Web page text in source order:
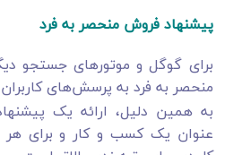
پیشنهاد فروش منحصر به فرد
برای گوگل و موتورهای جستجو
منحصر به فرد به پرسش‌های
به همین دلیل، ارائه یک
عنوان یک کسب و کار و برای